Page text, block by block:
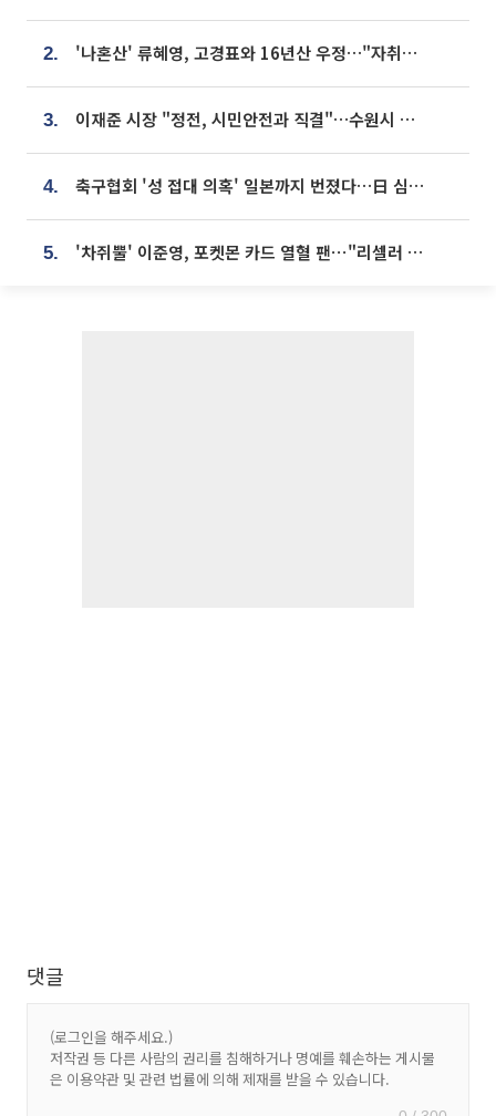
2. '나혼산' 류혜영, 고경표와 16년산 우정…"자취방서 부모님과 마주쳐"
3. 이재준 시장 "정전, 시민안전과 직결"…수원시 비상대응체계 가동
4. 축구협회 '성 접대 의혹' 일본까지 번졌다…日 심판 실명 공개
5. '차쥐뿔' 이준영, 포켓몬 카드 열혈 팬⋯"리셀러 처단할 것"
댓글